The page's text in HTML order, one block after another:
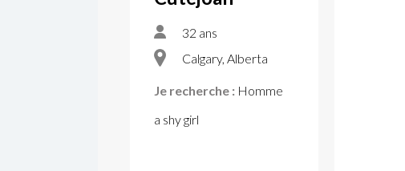
32 ans
Calgary, Alberta
Je recherche : Homme
a shy girl